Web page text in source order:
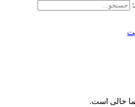
خالی است.